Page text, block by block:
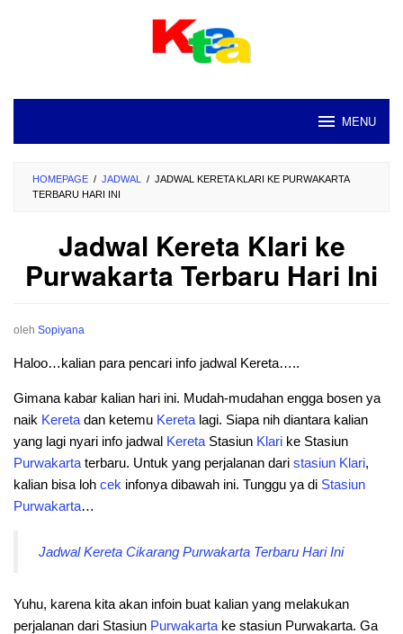
MENU
HOMEPAGE / JADWAL / JADWAL KERETA KLARI KE PURWAKARTA
TERBARU HARI INI
Jadwal Kereta Klari ke
Purwakarta Terbaru Hari Ini
oleh Sopiyana
Haloo…kalian para pencari info jadwal Kereta…..
Gimana kabar kalian hari ini. Mudah-mudahan engga bosen ya
naik Kereta dan ketemu Kereta lagi. Siapa nih diantara kalian
yang lagi nyari info jadwal Kereta Stasiun Klari ke Stasiun
Purwakarta terbaru. Untuk yang perjalanan dari stasiun Klari,
kalian bisa loh cek infonya dibawah ini. Tunggu ya di Stasiun
Purwakarta…
Jadwal Kereta Cikarang Purwakarta Terbaru Hari Ini
Yuhu, karena kita akan infoin buat kalian yang melakukan
perjalanan dari Stasiun Purwakarta ke stasiun Purwakarta. Ga